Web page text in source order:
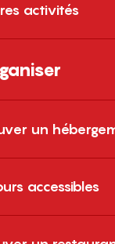
activités
un
accessibles